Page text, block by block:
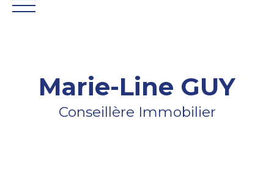
ACCUEIL GESTION SYNDIC HONORAIRES
Marie-Line GUY
Conseillère Immobilier